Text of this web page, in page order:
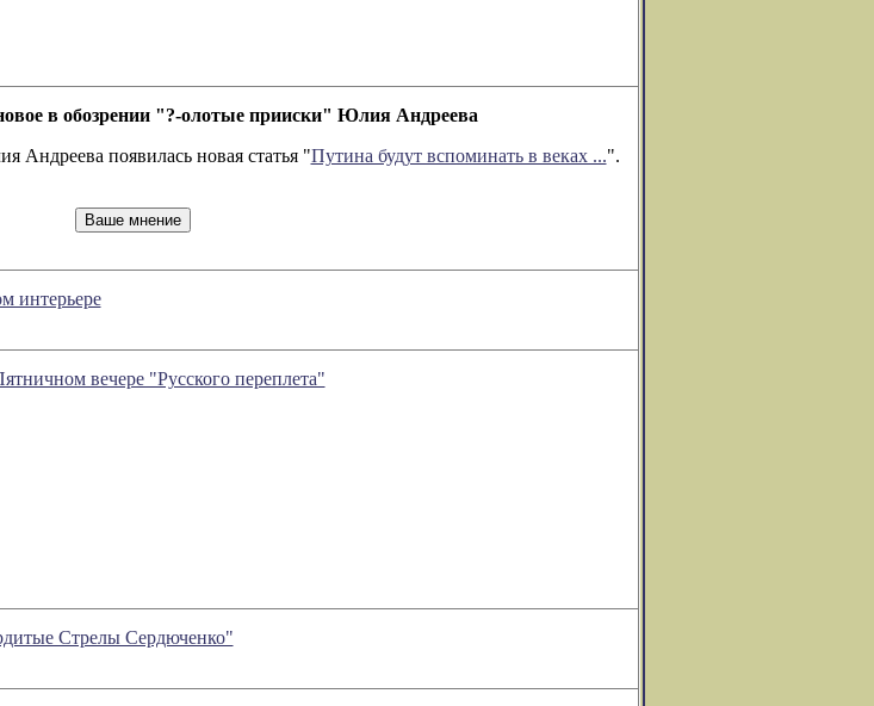
в обозрении "?-олотые прииски" Юлия Андреева
Андреева появилась новая статья "Путина будут вспоминать в веках ...".
интерьере
вечере "Русского переплета"
Стрелы Сердюченко"